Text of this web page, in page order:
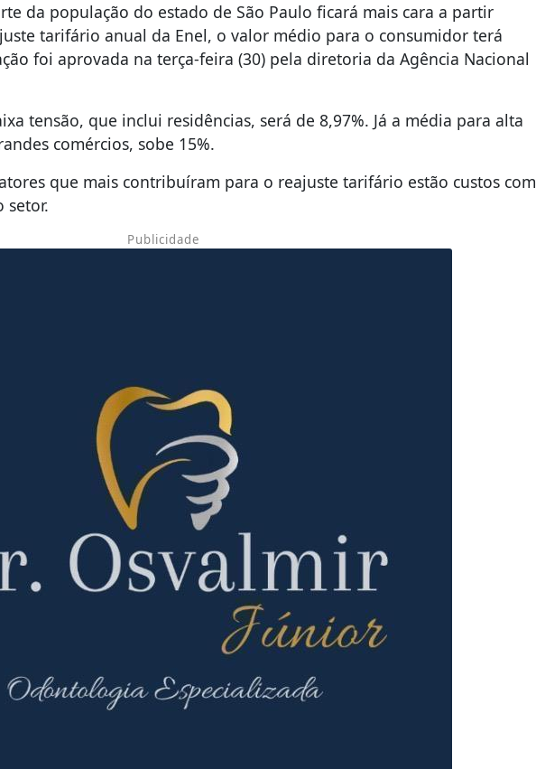
da população do estado de São Paulo ficará mais cara a partir
tarifário anual da Enel, o valor médio para o consumidor terá
foi aprovada na terça-feira (30) pela diretoria da Agência Nacional
tensão, que inclui residências, será de 8,97%. Já a média para alta
comércios, sobe 15%.
que mais contribuíram para o reajuste tarifário estão custos com
setor.
Publicidade